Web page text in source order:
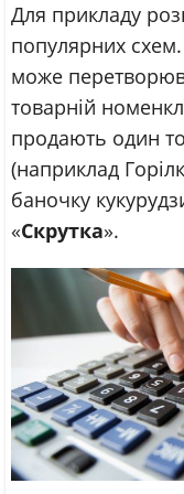
Для прикладу
популярних
може
товарній
продають один
(наприклад
баночку
«Скрутка».